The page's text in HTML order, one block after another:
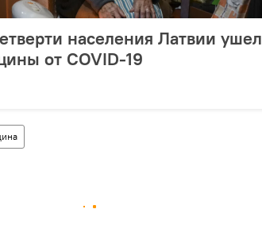
населения Латвии ушел
от COVID-19